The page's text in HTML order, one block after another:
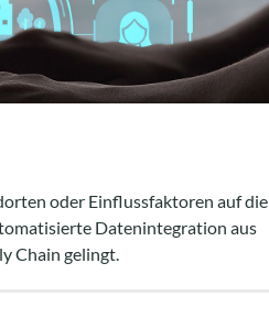
oder Einflussfaktoren auf die
Datenintegration aus
Chain gelingt.